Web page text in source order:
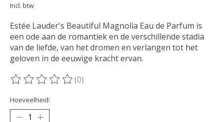
Incl. btw
Estée Lauder's Beautiful Magnolia Eau de Parfum is
een ode aan de romantiek en de verschillende stadia
van de liefde, van het dromen en verlangen tot het
geloven in de eeuwige kracht ervan.
De beoordeling van dit product is
(0)
Hoeveelheid: